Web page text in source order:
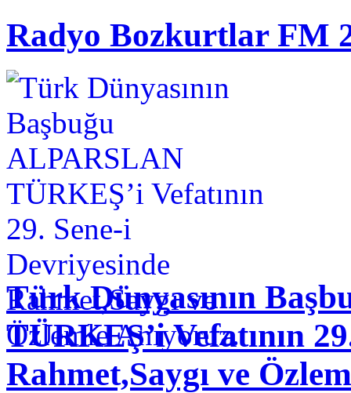
Radyo Bozkurtlar FM
Türk Dünyasının
TÜRKEŞ’i Vefatının
Rahmet,Saygı ve